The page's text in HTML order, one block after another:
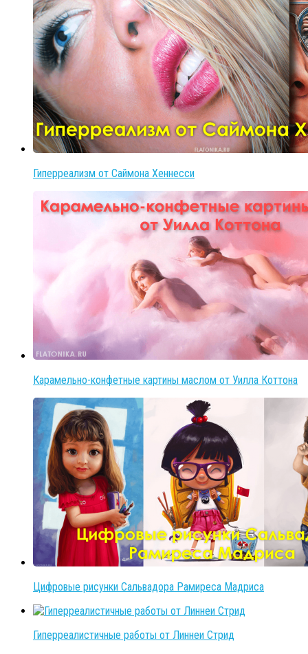
Гиперреализм от Саймона Хеннесси
Карамельно-конфетные картины маслом от Уилла Коттона
Цифровые рисунки Сальвадора Рамиреса Мадриса
Гиперреалистичные работы от Линнеи Стрид